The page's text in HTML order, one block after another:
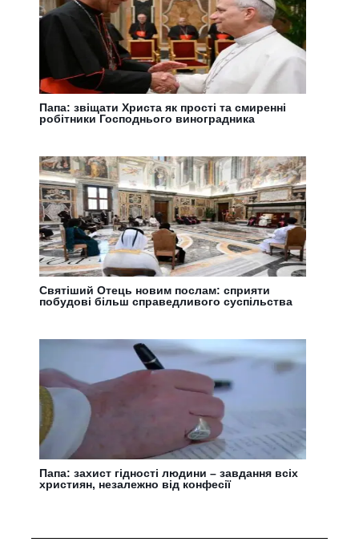
Папа: звіщати Христа як прості та смиренні
робітники Господнього виноградника
Святіший Отець новим послам: сприяти
побудові більш справедливого суспільства
Папа: захист гідності людини – завдання всіх
християн, незалежно від конфесії